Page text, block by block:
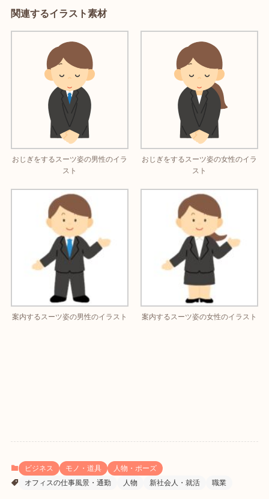
関連するイラスト素材
おじぎをするスーツ姿の男性のイラ
スト
おじぎをするスーツ姿の女性のイラ
スト
案内するスーツ姿の男性のイラスト 案内するスーツ姿の女性のイラスト
ビジネス モノ・道具
人物・ポーズ
オフィスの仕事風景・通勤
人物 新社会人・就活 職業